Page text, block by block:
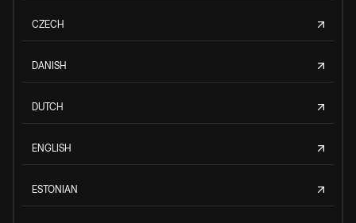
CZECH
DANISH
DUTCH
ENGLISH
ESTONIAN